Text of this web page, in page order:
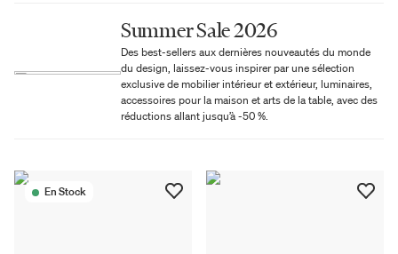
Summer Sale 2026
Des best-sellers aux dernières nouveautés du monde
du design, laissez-vous inspirer par une sélection
exclusive de mobilier intérieur et extérieur, luminaires,
accessoires pour la maison et arts de la table, avec des
réductions allant jusqu’à -50 %.
En Stock